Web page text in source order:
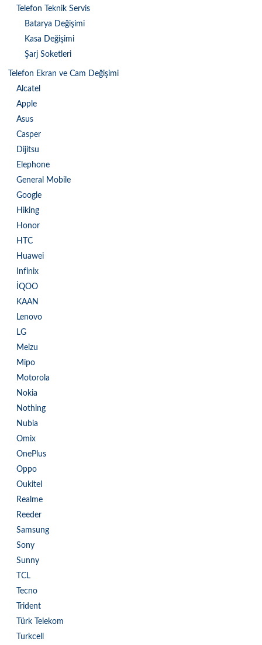
Telefon Teknik Servis
Batarya Değişimi
Kasa Değişimi
Şarj Soketleri
Telefon Ekran ve Cam Değişimi
Alcatel
Apple
Asus
Casper
Dijitsu
Elephone
General Mobile
Google
Hiking
Honor
HTC
Huawei
Infinix
İQOO
KAAN
Lenovo
LG
Meizu
Mipo
Motorola
Nokia
Nothing
Nubia
Omix
OnePlus
Oppo
Oukitel
Realme
Reeder
Samsung
Sony
Sunny
TCL
Tecno
Trident
Türk Telekom
Turkcell